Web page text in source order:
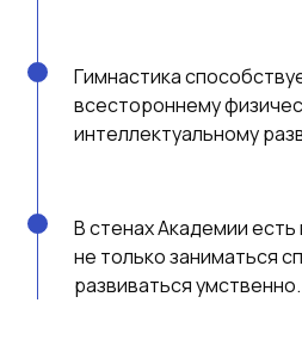
Гимнастика
всестороннему
интеллектуальному
В стенах Академии
не только заниматься
развиваться умственно.